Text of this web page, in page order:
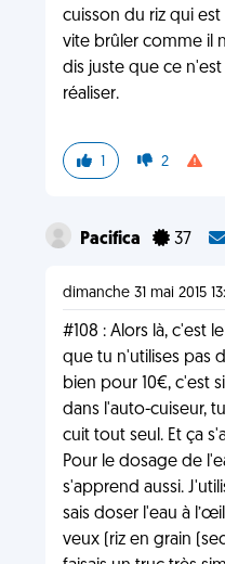
cuisson du riz qui
vite brûler comme il
dis juste que ce
réaliser.
1 2
Pacifica 37
dimanche 31 mai 2015
#108 : Alors là, c'est
que tu n'utilises pas
bien pour 10€, c'est
dans l'auto-cuiseur,
cuit tout seul. Et ça
Pour le dosage de
s'apprend aussi.
sais doser l'eau à
veux (riz en grain